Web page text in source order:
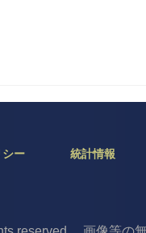
シー 統計情報